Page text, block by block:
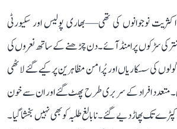
نوجوانوں کی تھی—بھاری پولیس اور سکیورٹی
کی سڑکوں پر امنڈ آئے۔ دن چڑھنے کے ساتھ نعروں کی
کی سسکاریاں اور پُرامن مظاہرین پر کیے گئے لاٹھی
متعدد افراد کے سر بری طرح پھٹ گئے اور ان سے خون
تک پھاڑ دیے گئے۔ نابالغ طلبہ کو بھی نہیں بخشا گیا۔